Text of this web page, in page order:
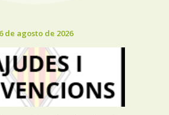
6 de agosto de 2026